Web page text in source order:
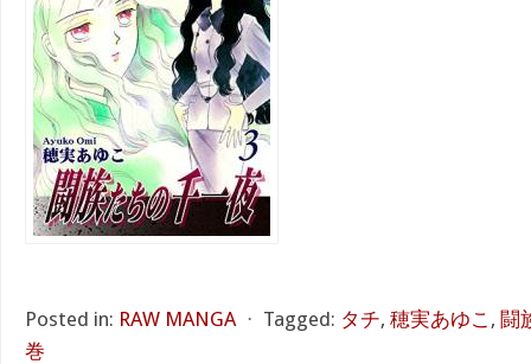
Posted in: RAW MANGA ⋅ Tagged: タチ, 穂実あゆこ , 闘
巻